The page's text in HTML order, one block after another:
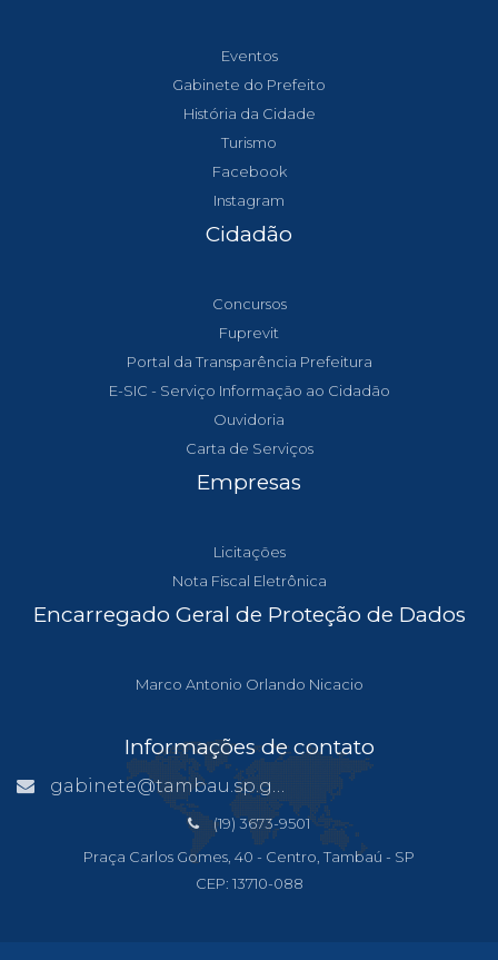
Eventos
Gabinete do Prefeito
História da Cidade
Turismo
Facebook
Instagram
Cidadão
Concursos
Fuprevit
Portal da Transparência Prefeitura
E-SIC - Serviço Informação ao Cidadão
Ouvidoria
Carta de Serviços
Empresas
Licitações
Nota Fiscal Eletrônica
Encarregado Geral de Proteção de Dados
Marco Antonio Orlando Nicacio
Informações de contato
gabinete@tambau.sp.gov.br
(19) 3673-9501
Praça Carlos Gomes, 40 - Centro, Tambaú - SP
CEP: 13710-088